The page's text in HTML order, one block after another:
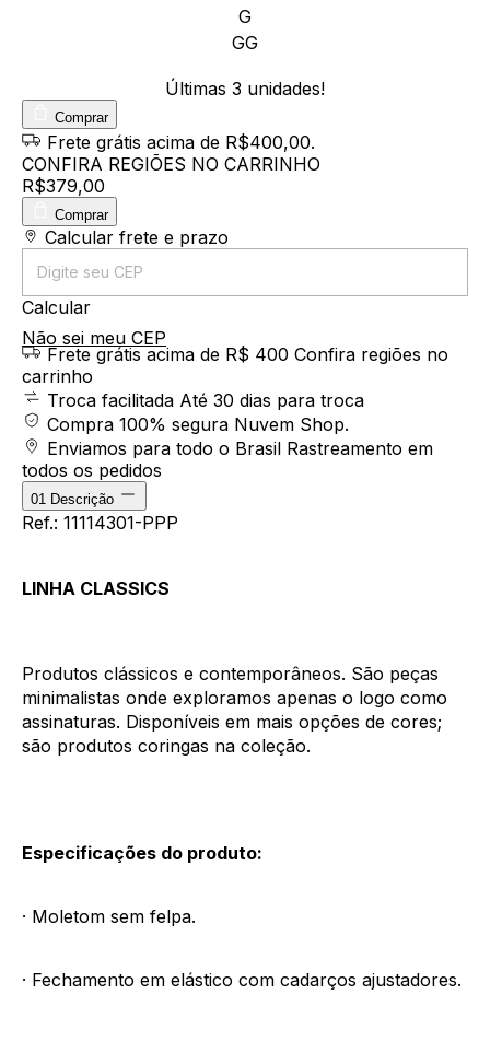
G
GG
Últimas 3 unidades!
Comprar
Frete grátis acima de R$400,00.
CONFIRA REGIÕES NO CARRINHO
R$379,00
Comprar
Entregas para o CEP:
Calcular frete e prazo
Calcular
Não sei meu CEP
Frete grátis acima de R$ 400 Confira regiões no
carrinho
Troca facilitada Até 30 dias para troca
Compra 100% segura Nuvem Shop.
Enviamos para todo o Brasil Rastreamento em
todos os pedidos
01 Descrição
Ref.: 11114301-PPP
LINHA CLASSICS
Produtos clássicos e contemporâneos. São peças
minimalistas onde exploramos apenas o logo como
assinaturas. Disponíveis em mais opções de cores;
são produtos coringas na coleção.
Especificações do produto:
· Moletom sem felpa.
· Fechamento em elástico com cadarços ajustadores.